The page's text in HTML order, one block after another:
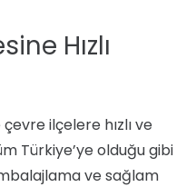
Hızlı
ilçelere hızlı ve
Türkiye’ye olduğu gibi
ve sağlam